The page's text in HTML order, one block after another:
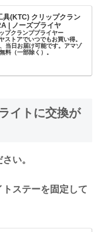
(KTC) クリップクラン
| ノーズプライヤ
プクランププライヤー
ストアでいつでもお買い得。
当日お届け可能です。アマゾ
料（一部除く）。
イトに交換が
い。
トステーを固定して